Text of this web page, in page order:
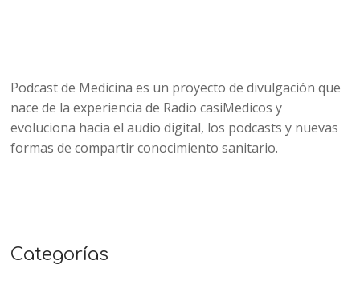
Podcast de Medicina es un proyecto de divulgación que
nace de la experiencia de Radio casiMedicos y
evoluciona hacia el audio digital, los podcasts y nuevas
formas de compartir conocimiento sanitario.
Categorías